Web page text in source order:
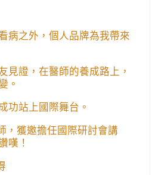
病之外，個人品牌為我帶來
見證，在醫師的養成路上，
。
功站上國際舞台。
，獲邀擔任國際研討會講
嘆！